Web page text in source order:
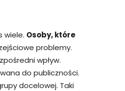
wiele. Osoby, które
problemy.
wpływ.
do publiczności.
docelowej. Taki